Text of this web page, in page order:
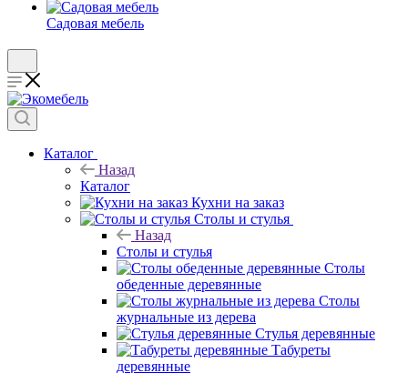
Садовая мебель
Каталог
Назад
Каталог
Кухни на заказ
Столы и стулья
Назад
Столы и стулья
Столы
обеденные деревянные
Столы
журнальные из дерева
Стулья деревянные
Табуреты
деревянные